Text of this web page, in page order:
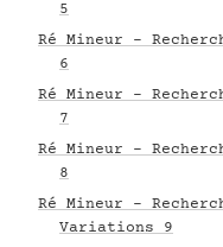
5
Ré Mineur -
6
Ré Mineur -
7
Ré Mineur -
8
Ré Mineur -
Variations 9